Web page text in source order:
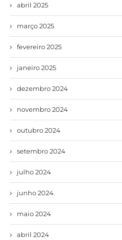
abril 2025
março 2025
fevereiro 2025
janeiro 2025
dezembro 2024
novembro 2024
outubro 2024
setembro 2024
julho 2024
junho 2024
maio 2024
abril 2024